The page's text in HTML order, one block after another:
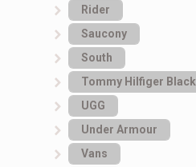
Rider
Saucony
South
Tommy Hilfiger Black
UGG
Under Armour
Vans